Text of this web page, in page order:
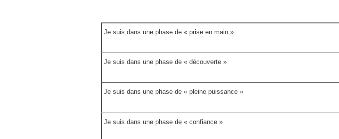
Je suis dans une phase de « prise en main »
Je suis dans une phase de « découverte »
Je suis dans une phase de « pleine puissance »
Je suis dans une phase de « confiance »